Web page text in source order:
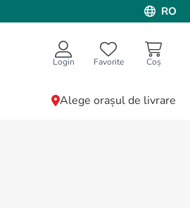
RO
Login Favorite
Alege orașul de livrare